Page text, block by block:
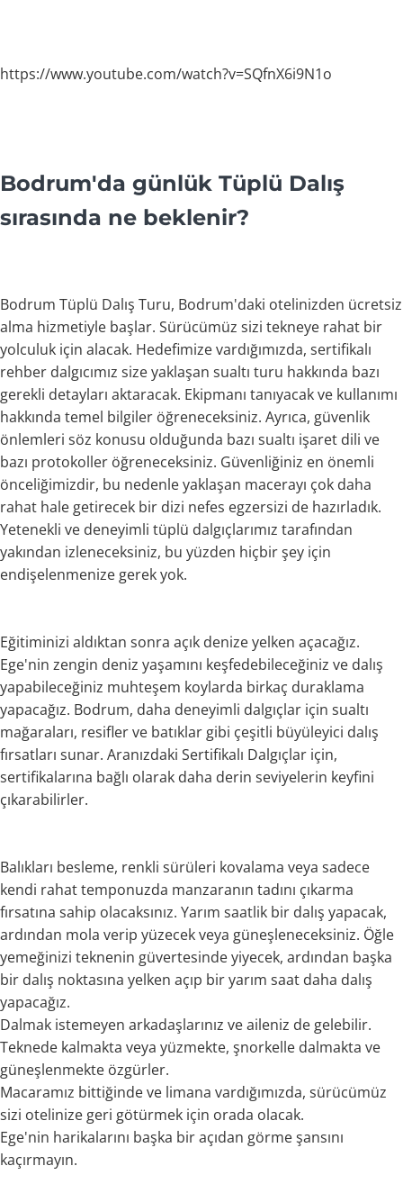
https://www.youtube.com/watch?v=SQfnX6i9N1o
Bodrum'da günlük Tüplü Dalış
sırasında ne beklenir?
Bodrum Tüplü Dalış Turu, Bodrum'daki otelinizden ücretsiz
alma hizmetiyle başlar. Sürücümüz sizi tekneye rahat bir
yolculuk için alacak. Hedefimize vardığımızda, sertifikalı
rehber dalgıcımız size yaklaşan sualtı turu hakkında bazı
gerekli detayları aktaracak. Ekipmanı tanıyacak ve kullanımı
hakkında temel bilgiler öğreneceksiniz. Ayrıca, güvenlik
önlemleri söz konusu olduğunda bazı sualtı işaret dili ve
bazı protokoller öğreneceksiniz. Güvenliğiniz en önemli
önceliğimizdir, bu nedenle yaklaşan macerayı çok daha
rahat hale getirecek bir dizi nefes egzersizi de hazırladık.
Yetenekli ve deneyimli tüplü dalgıçlarımız tarafından
yakından izleneceksiniz, bu yüzden hiçbir şey için
endişelenmenize gerek yok.
Eğitiminizi aldıktan sonra açık denize yelken açacağız.
Ege'nin zengin deniz yaşamını keşfedebileceğiniz ve dalış
yapabileceğiniz muhteşem koylarda birkaç duraklama
yapacağız. Bodrum, daha deneyimli dalgıçlar için sualtı
mağaraları, resifler ve batıklar gibi çeşitli büyüleyici dalış
fırsatları sunar. Aranızdaki Sertifikalı Dalgıçlar için,
sertifikalarına bağlı olarak daha derin seviyelerin keyfini
çıkarabilirler.
Balıkları besleme, renkli sürüleri kovalama veya sadece
kendi rahat temponuzda manzaranın tadını çıkarma
fırsatına sahip olacaksınız. Yarım saatlik bir dalış yapacak,
ardından mola verip yüzecek veya güneşleneceksiniz. Öğle
yemeğinizi teknenin güvertesinde yiyecek, ardından başka
bir dalış noktasına yelken açıp bir yarım saat daha dalış
yapacağız.
Dalmak istemeyen arkadaşlarınız ve aileniz de gelebilir.
Teknede kalmakta veya yüzmekte, şnorkelle dalmakta ve
güneşlenmekte özgürler.
Macaramız bittiğinde ve limana vardığımızda, sürücümüz
sizi otelinize geri götürmek için orada olacak.
Ege'nin harikalarını başka bir açıdan görme şansını
kaçırmayın.